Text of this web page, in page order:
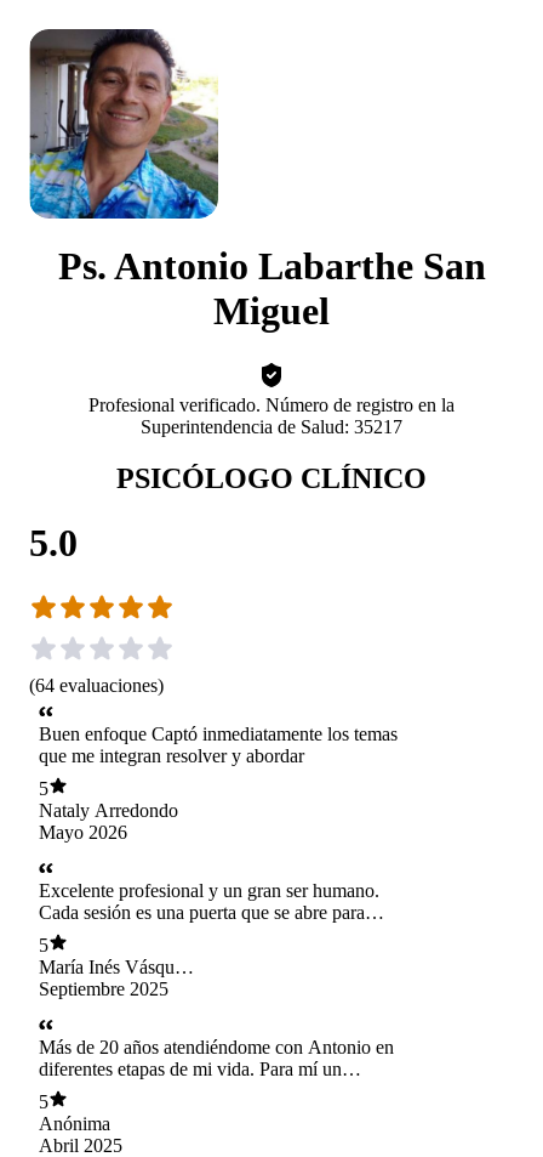
Ps. Antonio Labarthe San
Miguel
Profesional verificado. Número de registro en la
Superintendencia de Salud: 35217
PSICÓLOGO CLÍNICO
5.0
(64 evaluaciones)
Buen enfoque Captó inmediatamente los temas
que me integran resolver y abordar
5
Nataly Arredondo
Mayo 2026
Excelente profesional y un gran ser humano.
Cada sesión es una puerta que se abre para
mejorar mi vida y mi bienestar emocional....
vamos por más Antonio!!!!
5
María Inés Vásquez
Leiva
Septiembre 2025
Más de 20 años atendiéndome con Antonio en
diferentes etapas de mi vida. Para mí un
maestro!
5
Anónima
Abril 2025